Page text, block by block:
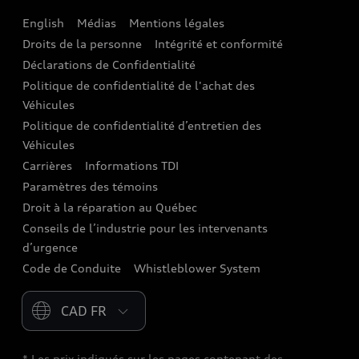
Audi connect
Assistance routière
Audi Care
Centres de carrosserie Audi
Garanties Audi et couverture
English Médias
Mentions légales
Droits de la personne
Intégrité et conformité
Déclarations de Confidentialité
Politique de confidentialité de l'achat des
Véhicules
Politique de confidentialité d’entretien des
Véhicules
Carrières
Informations TDI
Paramètres des témoins
Droit à la réparation au Québec
Conseils de l’industrie pour les intervenants
d’urgence
Code de Conduite
Whistleblower System
Please select country